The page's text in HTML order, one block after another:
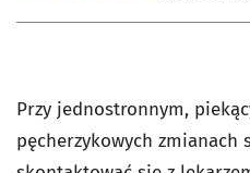
Przy jednostronnym,
pęcherzykowych